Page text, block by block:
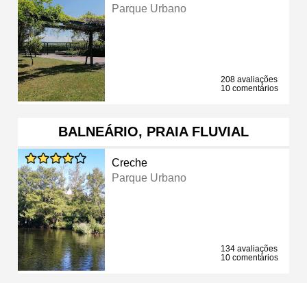
Parque Urbano
208 avaliações
10 comentários
BALNEÁRIO, PRAIA FLUVIAL
Creche
Parque Urbano
134 avaliações
10 comentários